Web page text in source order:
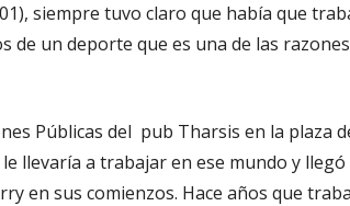
siempre tuvo claro que había que
de un deporte que es una de las
Públicas del pub Tharsis en la plaza
llevaría a trabajar en ese mundo y
en sus comienzos. Hace años que